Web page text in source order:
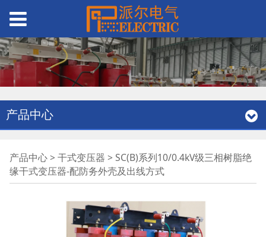
产品中心
SC(B)系列10/0.4kV级
三相树脂绝缘干式变压
器-配防务外壳及出线方
产品中心> 干式变压器 > SC(B)系列10/0.4kV级三相树脂绝
缘干式变压器-配防务外壳及出线方式